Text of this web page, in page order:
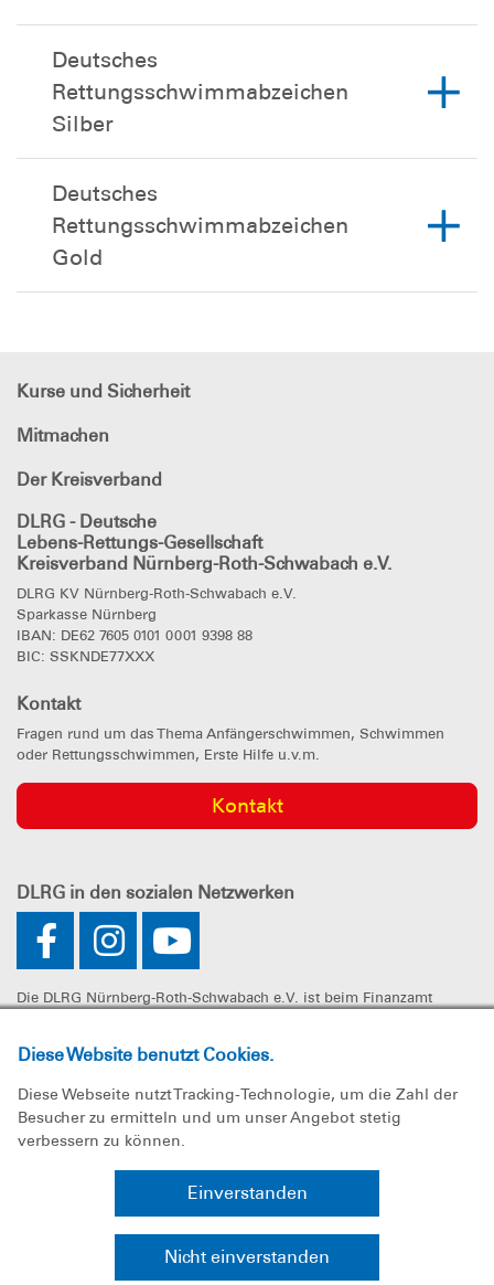
Deutsches
Rettungsschwimmabzeichen
Silber
Deutsches
Rettungsschwimmabzeichen
Gold
Diese Website benutzt Cookies.
Diese Webseite nutzt Tracking-Technologie, um die Zahl der
Besucher zu ermitteln und um unser Angebot stetig
verbessern zu können.
Einverstanden
Nicht einverstanden
Kurse und Sicherheit
Mitmachen
Der Kreisverband
DLRG - Deutsche
Lebens-Rettungs-Gesellschaft
Kreisverband Nürnberg-Roth-Schwabach e.V.
DLRG KV Nürnberg-Roth-Schwabach e.V.
Sparkasse Nürnberg
IBAN: DE62 7605 0101 0001 9398 88
BIC: SSKNDE77XXX
Kontakt
Fragen rund um das Thema Anfängerschwimmen, Schwimmen
oder Rettungsschwimmen, Erste Hilfe u.v.m.
Kontakt
DLRG in den sozialen Netzwerken
Die DLRG Nürnberg-Roth-Schwabach e.V. ist beim Finanzamt
gemacht werden.
Datenschutz